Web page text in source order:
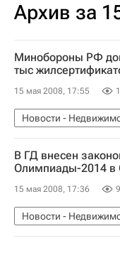
Архив за
Минобороны РФ
тыс
15 мая 2008, 17:55
Новости -
В ГД внесен
Олимпиады-2014 в
15 мая 2008, 17:36 9
Новости -
Подготовка к